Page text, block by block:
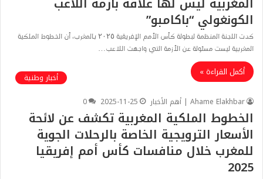
الكونغولي “باكامبو”
كدت اللجنة المنظمة لبطولة كأس الأمم الإفريقية ٢٠٢٥ بالمغرب، أن الخطوط الملكية
المغربية ليست مسئولة عن الأزمة التي واجهت اللاعب…
أكمل القراءة »
أخبار وطنية
Ahame Elakhbar | أهم الأخبار
2025-11-25
0
الخطوط الملكية المغربية تكشف عن لائحة
الأسعار الترويجية الخاصة بالرحلات الجوية
للمغرب خلال منافسات كأس أمم إفريقيا
2025